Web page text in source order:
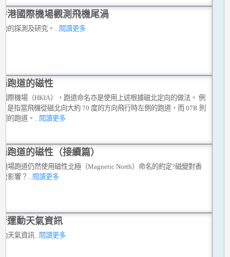
港國際機場觀測飛機尾渦
的探測及研究。 ...閱讀更多
跑道的磁性
際機場（HKIA），跑道命名亦是使用上述根據磁北定向的做法。 例
是指當飛機從磁北向大約 70 度的方向飛行時左側的跑道，而 07R 則
的跑道。
...閱讀更多
跑道的磁性（接續篇）
場跑道仍然使用磁性北極（Magnetic North）命名的約定?磁變對香
影響？
...閱讀更多
運動天氣資訊
天氣資訊...閱讀更多